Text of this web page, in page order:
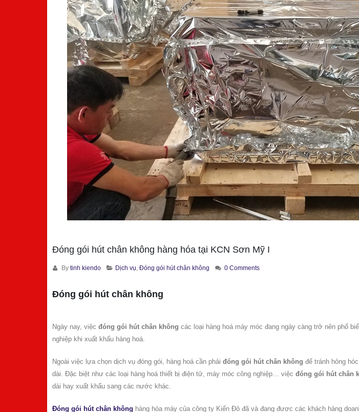
Đóng gói hút chân không hàng hóa tại KCN Sơn Mỹ I
By tinh kiendo Dịch vụ ,Đóng gói hút chân không 0 Comments
Đóng gói hút chân không
Ngày nay, việc đóng gói hút chân không các loại hàng hoá máy móc đang ngày càng trở nên phổ
nghiệp khi xuất khẩu hàng hoá.
Ngoài việc lựa chọn dịch vụ đóng gói, hàng hoá cần phải đóng gói hút chân không để tránh hỏng
dài. Đặc biệt như các loại hàng hoá thiết bị điện tử, máy móc công nghiệp… việc đóng gói hút chân
dài hay xuất khẩu sang các nước khác.
Đóng gói hút chân không hàng hóa máy của công ty Kiến Đỏ đã và đang được các khách hàng